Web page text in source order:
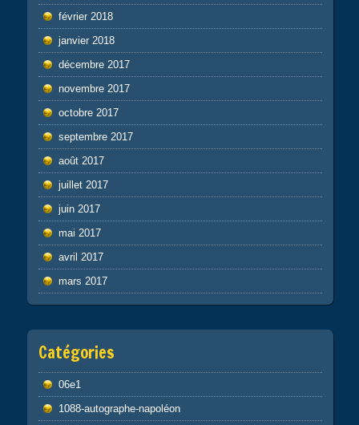
février 2018
janvier 2018
décembre 2017
novembre 2017
octobre 2017
septembre 2017
août 2017
juillet 2017
juin 2017
mai 2017
avril 2017
mars 2017
Catégories
06e1
1088-autographe-napoléon